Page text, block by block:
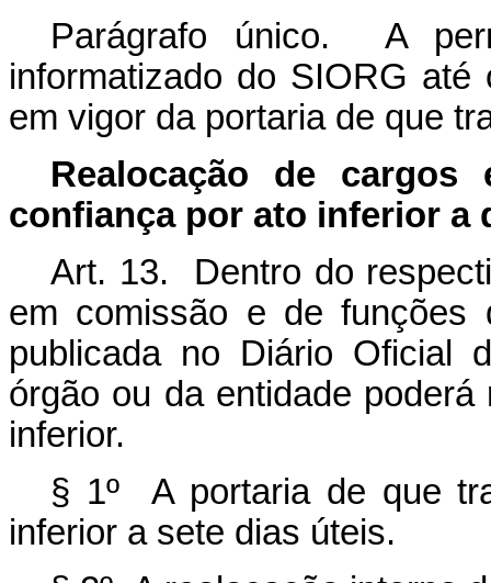
Parágrafo único. A
informatizado do SIORG
em vigor da portaria de que
Realocação de
confiança por ato inferior a
Art. 13. Dentro do
em comissão e de funções
publicada no Diário Oficial
órgão ou da entidade
inferior.
§ 1º A portaria de que
inferior a sete dias úteis.